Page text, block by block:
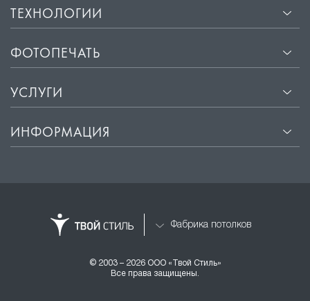
ТЕХНОЛОГИИ
ФОТОПЕЧАТЬ
УСЛУГИ
ИНФОРМАЦИЯ
Фабрика потолков
© 2003 – 2026 ООО «Твой Стиль»
Все права защищены.